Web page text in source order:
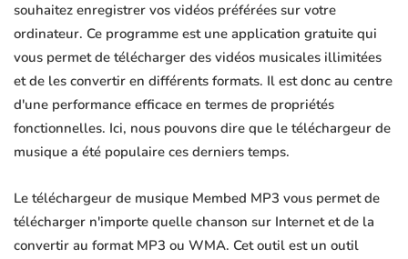
souhaitez enregistrer vos vidéos préférées sur votre
ordinateur. Ce programme est une application gratuite qui
vous permet de télécharger des vidéos musicales illimitées
et de les convertir en différents formats. Il est donc au centre
d'une performance efficace en termes de propriétés
fonctionnelles. Ici, nous pouvons dire que le téléchargeur de
musique a été populaire ces derniers temps.
Le téléchargeur de musique Membed MP3 vous permet de
télécharger n'importe quelle chanson sur Internet et de la
convertir au format MP3 ou WMA. Cet outil est un outil